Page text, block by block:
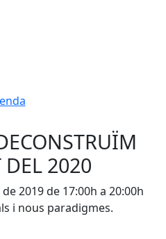
DEL 2020
2019 de 17:00h a 20:00h
i nous paradigmes.